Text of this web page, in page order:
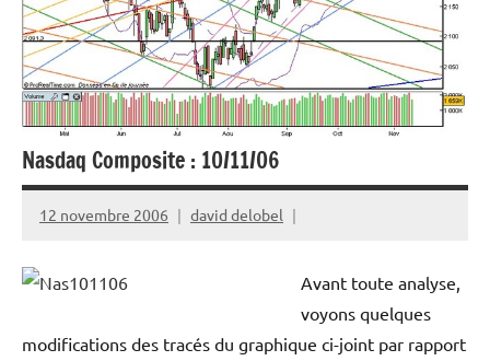
Nasdaq Composite : 10/11/06
12 novembre 2006 david delobel
Avant toute analyse,
voyons quelques
modifications des tracés du graphique ci-joint par rapport